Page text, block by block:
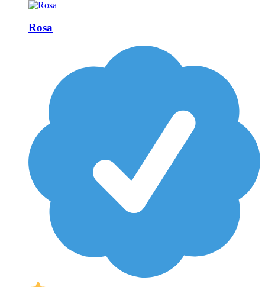
Rosa